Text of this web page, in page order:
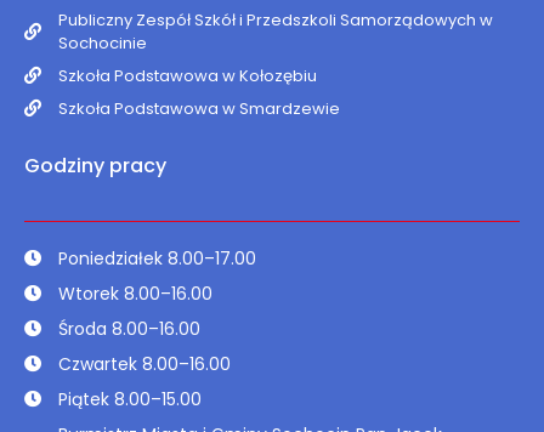
Publiczny Zespół Szkół i Przedszkoli Samorządowych w
Sochocinie
Szkoła Podstawowa w Kołozębiu
Szkoła Podstawowa w Smardzewie
Godziny pracy
Poniedziałek 8.00–17.00
Wtorek 8.00–16.00
Środa 8.00–16.00
Czwartek 8.00–16.00
Piątek 8.00–15.00